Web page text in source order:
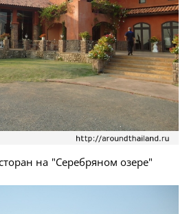
на "Серебряном озере"